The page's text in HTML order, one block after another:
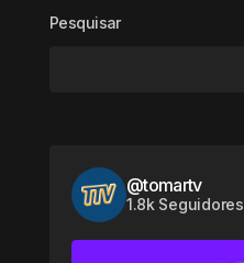
Pesquisar
@tomartv
1.8k Seguidores